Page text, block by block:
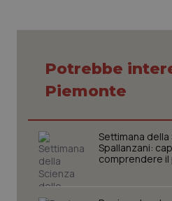
Sicilia
Toscana
Umbria
Malattia di Crohn &
Neuroscienze &
Obesità
Oftalmologia
Potrebbe
Piemonte
Settimana
Spallanzani:
comprendere